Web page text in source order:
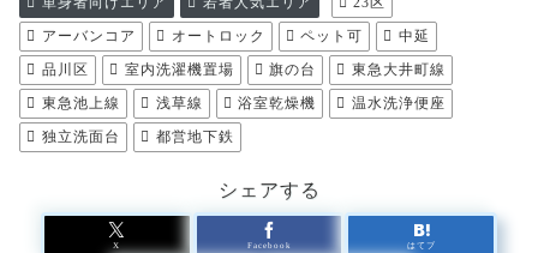
アーバンコア
オートロック ペット可
中延
品川区
室内洗濯機置場 旗の台
東急大井町線
東急池上線
浅草線 浴室乾燥機
温水洗浄便座
独立洗面台
都営地下鉄
シェアする
X Facebook はてブ